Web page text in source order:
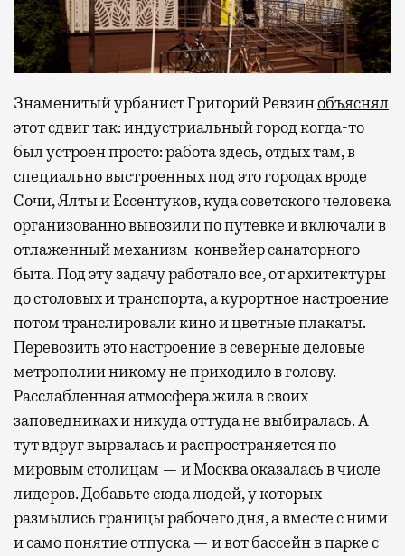
Знаменитый урбанист Григорий Ревзинобъяснял
этот сдвиг так: индустриальный город когда-то
был устроен просто: работа здесь, отдых там, в
специально выстроенных под это городах вроде
Сочи, Ялты и Ессентуков, куда советского человека
организованно вывозили по путевке и включали в
отлаженный механизм-конвейер санаторного
быта. Под эту задачу работало все, от архитектуры
до столовых и транспорта, а курортное настроение
потом транслировали кино и цветные плакаты.
Перевозить это настроение в северные деловые
метрополии никому не приходило в голову.
Расслабленная атмосфера жила в своих
заповедниках и никуда оттуда не выбиралась. А
тут вдруг вырвалась и распространяется по
мировым столицам — и Москва оказалась в числе
лидеров. Добавьте сюда людей, у которых
размылись границы рабочего дня, а вместе с ними
и само понятие отпуска — и вот бассейн в парке с